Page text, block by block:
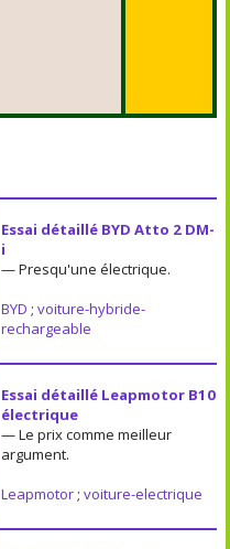
Essai détaillé BYD Atto 2 DM-
i
— Presqu'une électrique.
BYD ; voiture-hybride-
rechargeable
Essai détaillé Leapmotor B10
électrique
— Le prix comme meilleur
argument.
Leapmotor; voiture-electrique